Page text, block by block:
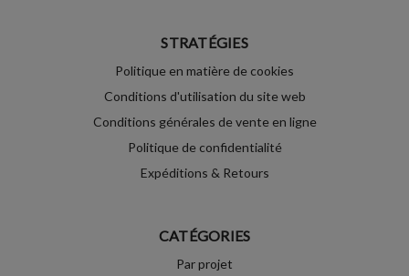
STRATÉGIES
Politique en matière de cookies
Conditions d'utilisation du site web
Conditions générales de vente en ligne
Politique de confidentialité
Expéditions & Retours
CATÉGORIES
Par projet